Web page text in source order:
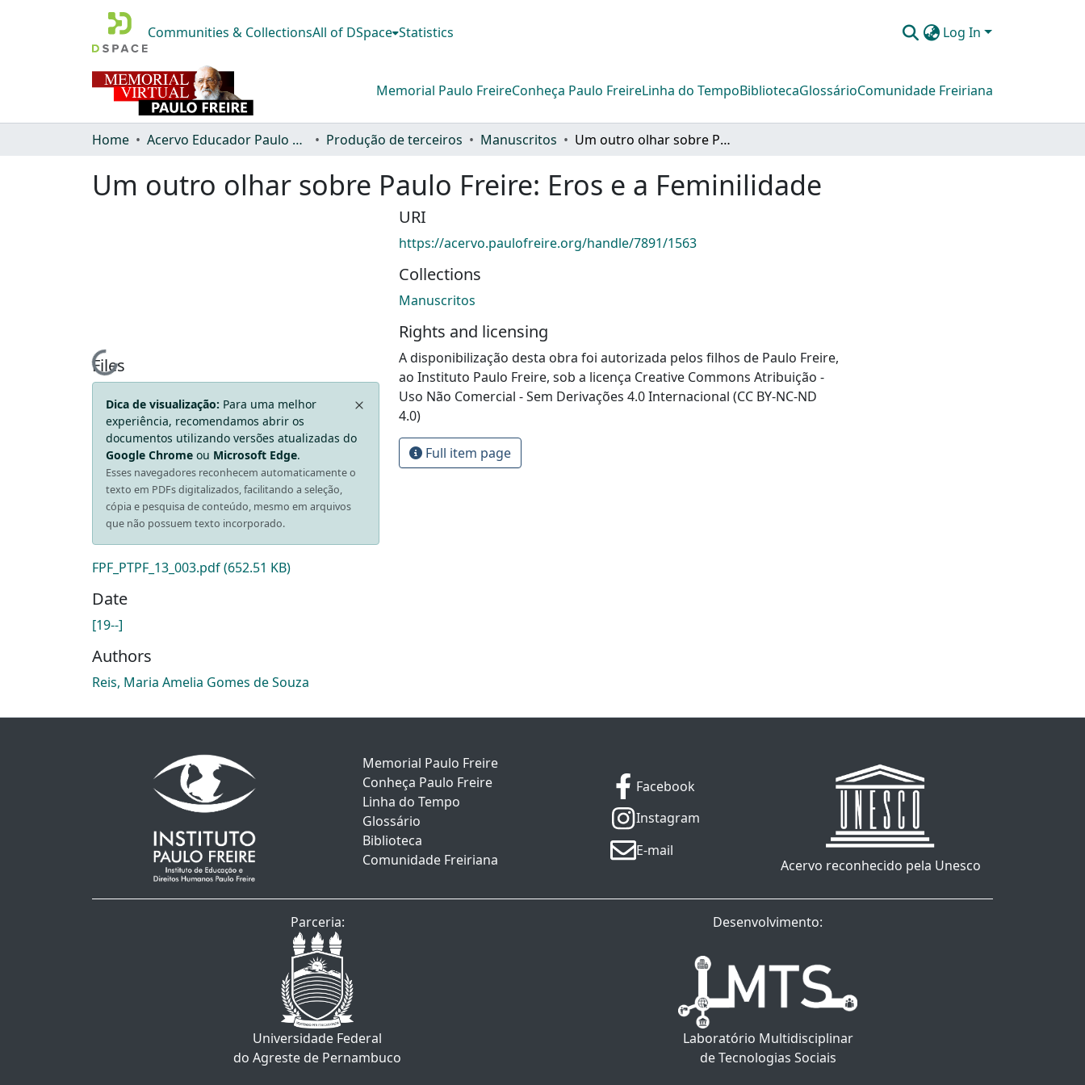
Communities & CollectionsAll of DSpace Statistics Log In
Memorial Paulo FreireConheça Paulo FreireLinha do TempoBibliotecaGlossárioComunidade Freiriana
Home Acervo Educador Paulo Freire Produção de terceiros Manuscritos Um outro olhar sobre Paulo Freire: Eros e a Feminilidade
Um outro olhar sobre Paulo Freire: Eros e a Feminilidade
Loading...
Files
Dica de visualização: Para uma melhor
experiência, recomendamos abrir os
documentos utilizando versões atualizadas do
Google Chrome ou Microsoft Edge.
Esses navegadores reconhecem automaticamente o
texto em PDFs digitalizados, facilitando a seleção,
cópia e pesquisa de conteúdo, mesmo em arquivos
que não possuem texto incorporado.
FPF_PTPF_13_003.pdf(652.51 KB)
Date
[19--]
Authors
Reis, Maria Amelia Gomes de Souza
URI
https://acervo.paulofreire.org/handle/7891/1563
Collections
Manuscritos
Rights and licensing
A disponibilização desta obra foi autorizada pelos filhos de Paulo Freire,
ao Instituto Paulo Freire, sob a licença Creative Commons Atribuição -
Uso Não Comercial - Sem Derivações 4.0 Internacional (CC BY-NC-ND
4.0)
Full item page
Memorial Paulo Freire
Conheça Paulo Freire
Linha do Tempo
Glossário
Biblioteca
Comunidade Freiriana
Facebook
Instagram
E-mail
Acervo reconhecido pela Unesco
Parceria:
Universidade Federal
do Agreste de Pernambuco
Desenvolvimento:
Laboratório Multidisciplinar
de Tecnologias Sociais